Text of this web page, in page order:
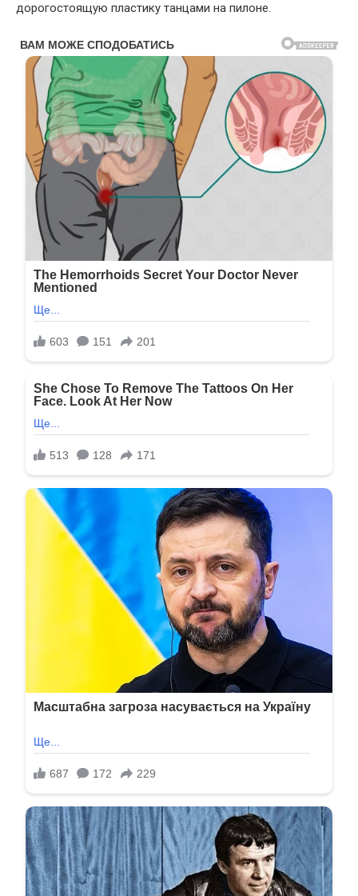
дорогостоящую пластику танцами на пилоне.